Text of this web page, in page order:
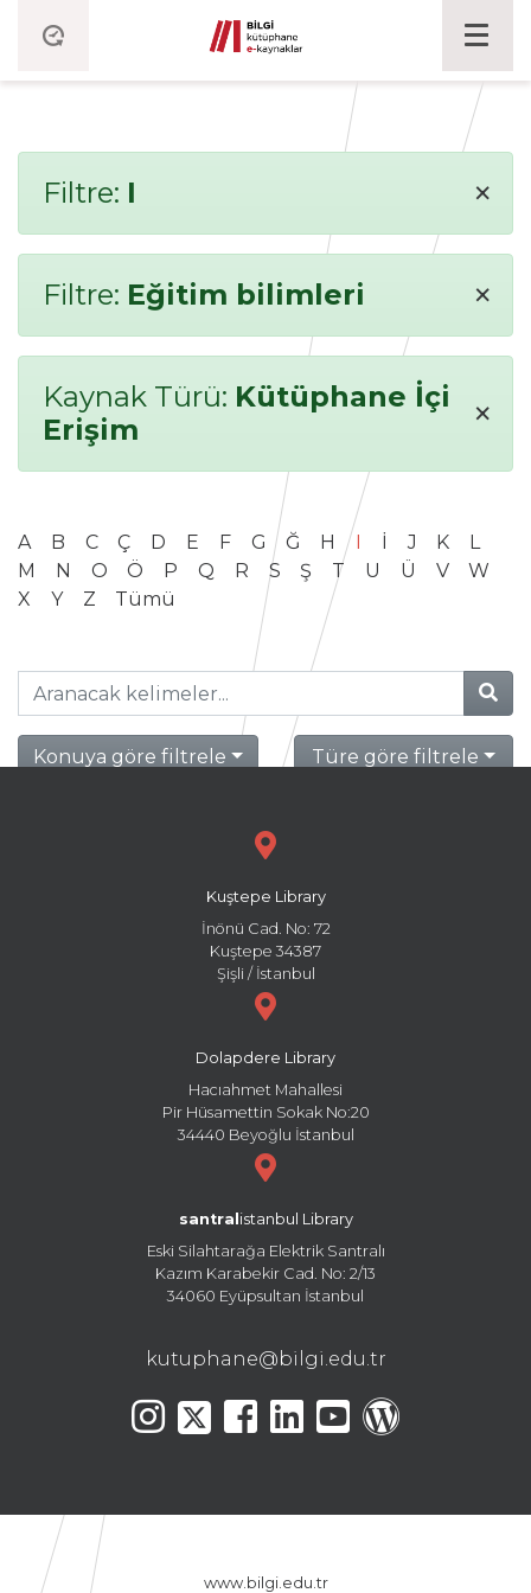
Filtre: I ×
Filtre: Eğitim bilimleri ×
Kaynak Türü: Kütüphane İçi
Erişim
×
A B C Ç D E F G Ğ H I İ J K
L
M
N O Ö P Q R S Ş T U Ü V
W
X
Y Z Tümü
Konuya göre filtrele Türe göre filtrele
Kuştepe Library
İnönü Cad. No: 72
Kuştepe 34387
Şişli / İstanbul
Dolapdere Library
Hacıahmet Mahallesi
Pir Hüsamettin Sokak No:20
34440 Beyoğlu İstanbul
santral istanbul Library
Eski Silahtarağa Elektrik Santralı
Kazım Karabekir Cad. No: 2/13
34060 Eyüpsultan İstanbul
kutuphane@bilgi.edu.tr
www.bilgi.edu.tr